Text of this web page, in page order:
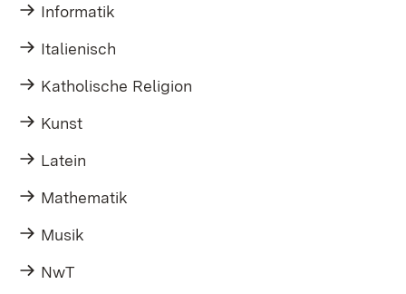
Informatik
Italienisch
Katholische Religion
Kunst
Latein
Mathematik
Musik
NwT